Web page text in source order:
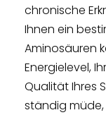
chronische
Ihnen ein
Aminosäuren
Energielevel,
Qualität Ihres
ständig müde,